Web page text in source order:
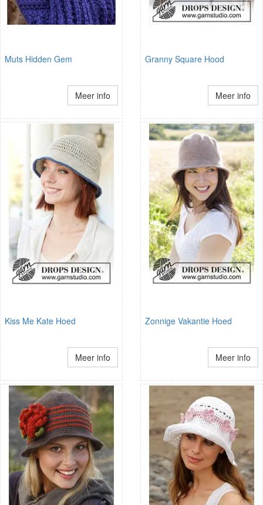
Muts Hidden Gem
Meer info
Granny Square Hood
Meer info
Kiss Me Kate Hoed
Meer info
Zonnige Vakantie Hoed
Meer info